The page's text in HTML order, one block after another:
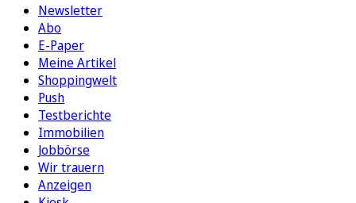
Newsletter
Abo
E-Paper
Meine Artikel
Shoppingwelt
Push
Testberichte
Immobilien
Jobbörse
Wir trauern
Anzeigen